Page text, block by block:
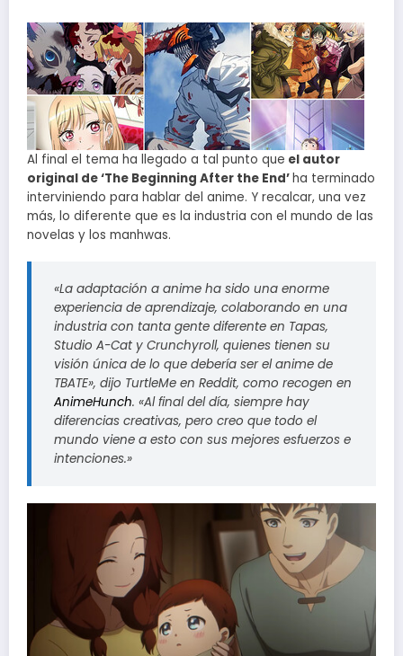
Al final el tema ha llegado a tal punto que el autor
original de ‘The Beginning After the End’ha terminado
interviniendo para hablar del anime. Y recalcar, una vez
más, lo diferente que es la industria con el mundo de las
novelas y los manhwas.
«La adaptación a anime ha sido una enorme
experiencia de aprendizaje, colaborando en una
industria con tanta gente diferente en Tapas,
Studio A-Cat y Crunchyroll, quienes tienen su
visión única de lo que debería ser el anime de
TBATE», dijo TurtleMe en Reddit, como recogen en
AnimeHunch. «Al final del día, siempre hay
diferencias creativas, pero creo que todo el
mundo viene a esto con sus mejores esfuerzos e
intenciones.»